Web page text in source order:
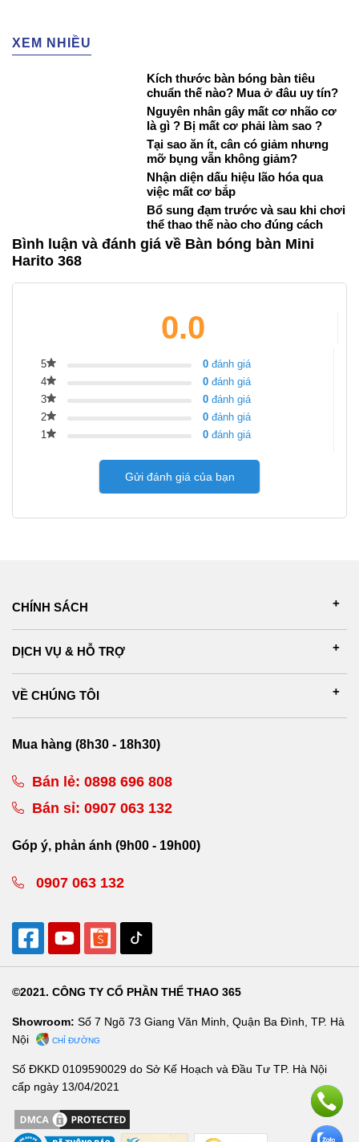
XEM NHIỀU
Kích thước bàn bóng bàn tiêu
chuẩn thế nào? Mua ở đâu uy tín?
Nguyên nhân gây mất cơ nhão cơ
là gì ? Bị mất cơ phải làm sao ?
Tại sao ăn ít, cân có giảm nhưng
mỡ bụng vẫn không giảm?
Nhận diện dấu hiệu lão hóa qua
việc mất cơ bắp
Bổ sung đạm trước và sau khi chơi
thể thao thế nào cho đúng cách
Bình luận và đánh giá về Bàn bóng bàn Mini
Harito 368
0.0
5 0 đánh giá
4
0 đánh giá
3
0 đánh giá
2
0 đánh giá
1
0 đánh giá
Gửi đánh giá của bạn
CHÍNH SÁCH
DỊCH VỤ & HỖ TRỢ
VỀ CHÚNG TÔI
Mua hàng (8h30 - 18h30)
Bán lẻ: 0898 696 808
Bán sỉ: 0907 063 132
Góp ý, phản ánh (9h00 - 19h00)
0907 063 132
©2021. CÔNG TY CỔ PHẦN THỂ THAO 365
Showroom: Số 7 Ngõ 73 Giang Văn Minh, Quận Ba Đình, TP. Hà
Nội
CHỈ ĐƯỜNG
Số ĐKKD 0109590029 do Sở Kế Hoạch và Đầu Tư TP. Hà Nội
cấp ngày 13/04/2021